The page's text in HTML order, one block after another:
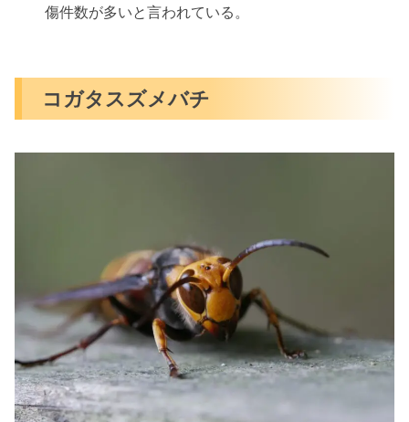
傷件数が多いと言われている。
コガタスズメバチ